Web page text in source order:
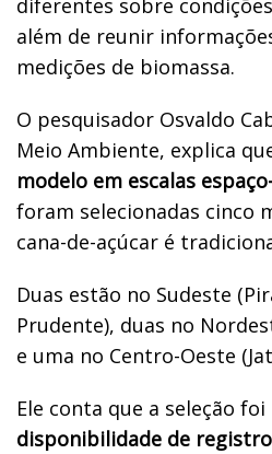
diferentes sobre
além de reunir
medições de biomassa.
O pesquisador Osvaldo
Meio Ambiente, explica
modelo em escalas
foram selecionadas cinco
cana-de-açúcar é
Duas estão no Sudeste
Prudente), duas no
e uma no Centro-Oeste
Ele conta que a seleção foi
disponibilidade de